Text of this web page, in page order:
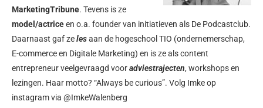
MarketingTribune. Tevens is ze
model/actriceen o.a. founder van initiatieven als De Podcastclub.
Daarnaast gaf zelesaan de hogeschool TIO (ondernemerschap,
E-commerce en Digitale Marketing) en is ze als content
entrepreneur veelgevraagd vooradviestrajecten, workshops en
lezingen. Haar motto? “Always be curious”. Volg Imke op
instagram via @ImkeWalenberg